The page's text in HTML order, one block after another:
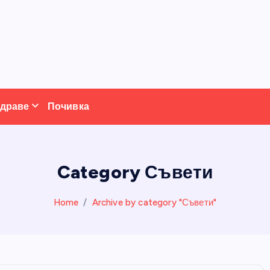
Почивка
Category Съвети
Home Archive by category "Съвети"